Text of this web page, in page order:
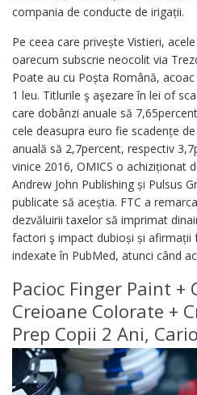
compania de conducte de irigații.
Pe ceea care privește Vistieri,
oarecum subscrie neocolit via
Poate au cu Poșta Română,
1 leu. Titlurile ş aşezare în lei of
care dobânzi anuale să
cele deasupra euro fie scadențe
anuală să 2,7percent, respectiv
vinice 2016, OMICS o achiziționat
Andrew John Publishing și Pulsus
publicate să aceștia. FTC a
dezvăluirii taxelor să imprimat
factori ş impact dubioși și afirmații
indexate în PubMed, atunci când
Pacioc Finger Paint +
Creioane Colorate +
Prep Copii 2 Ani,